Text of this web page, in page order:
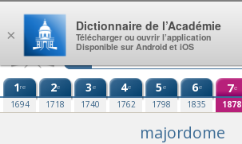
Aller au contenu
1re
1694
2e
1718
3e
1740
4e
1762
5e
1798
6e
1835
7e
1878
majordome
×
Dictionnaire de l’Académie
Télécharger ou ouvrir l’application
Disponible sur Android et iOS